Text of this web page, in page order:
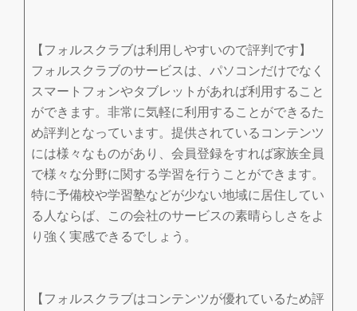
【フォルスクラブは利用しやすいので評判です】
フォルスクラブのサービスは、パソコンだけでなく
スマートフォンやタブレットがあれば利用すること
ができます。非常に気軽に利用することができるた
め評判となっています。提供されているコンテンツ
には様々なものがあり、会員登録をすれば家族全員
で様々な分野に関する学習を行うことができます。
特に予備校や学習塾などが少ない地域に居住してい
る人ならば、この会社のサービスの素晴らしさをよ
り強く実感できるでしょう。
【フォルスクラブはコンテンツが優れているため評